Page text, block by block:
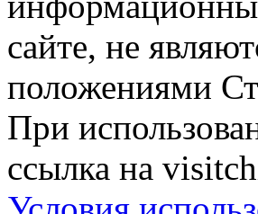
сайте, не
положениями
При
ссылка на